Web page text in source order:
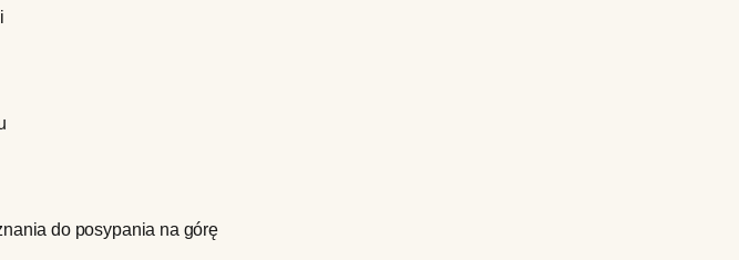
do posypania na górę